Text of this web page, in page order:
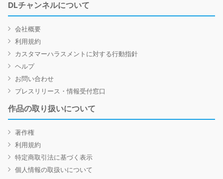
DLチャンネルについて
会社概要
利用規約
カスタマーハラスメントに対する行動指針
ヘルプ
お問い合わせ
プレスリリース・情報受付窓口
作品の取り扱いについて
著作権
利用規約
特定商取引法に基づく表示
個人情報の取扱いについて